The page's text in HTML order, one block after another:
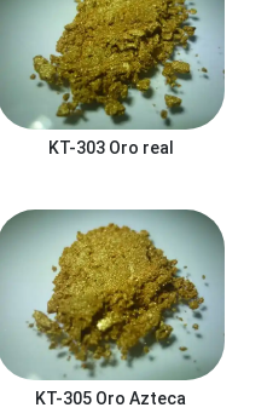
KT-303 Oro real
KT-305 Oro Azteca